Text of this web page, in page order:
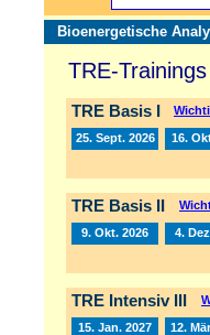
Bioenergetische
TRE-
TRE Basis I
25. Sept. 2026 16.
TRE Basis II
9. Okt. 2026 4.
TRE Intensiv III
15. Jan. 2027 12.